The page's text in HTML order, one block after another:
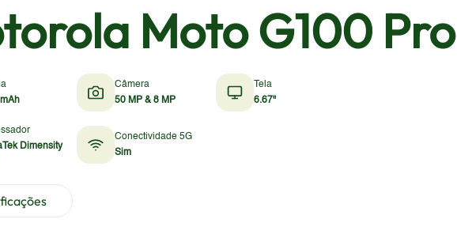
Moto G100 Pro
Câmera
50 MP & 8 MP
Tela
6.67"
Dimensity
Conectividade 5G
Sim